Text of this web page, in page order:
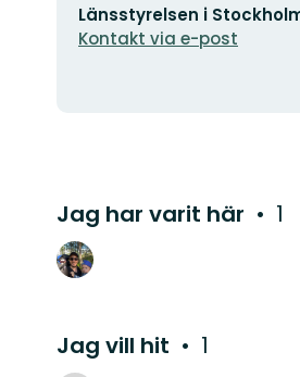
E-
postadress
Länsstyrelsen i
Kontakt via e-post
Jag har varit här 1
Jag vill hit 1